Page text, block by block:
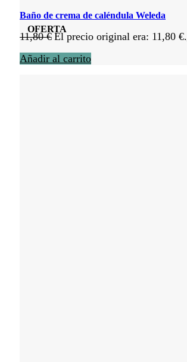
OFERTA
Baño de crema de caléndula Weleda
11,80€ El precio original era: 11,80 €.
Añadir al carrito